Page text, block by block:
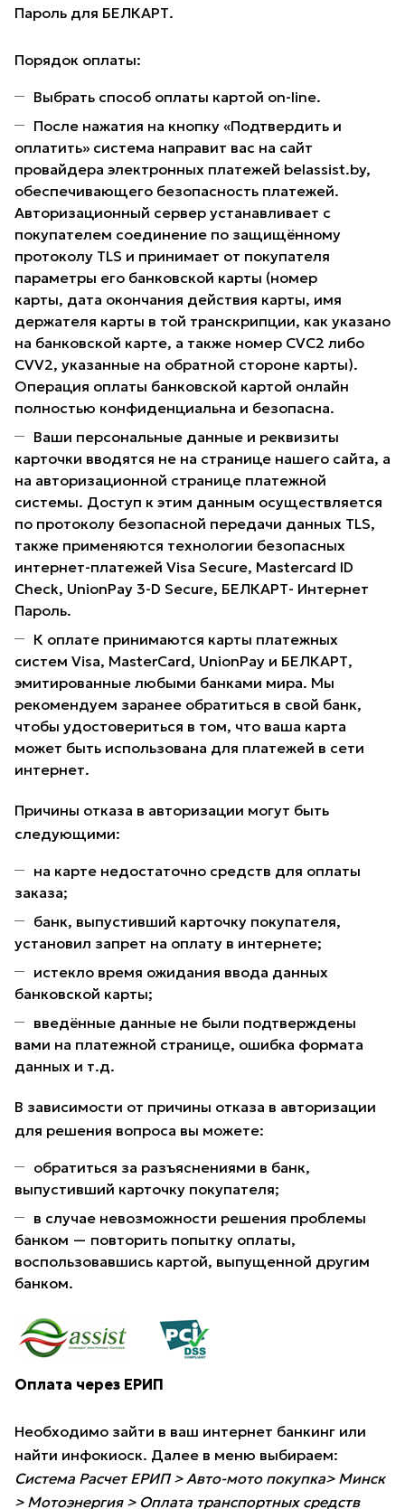
Пароль для БЕЛКАРТ.
Порядок оплаты:
Выбрать способ оплаты картой on-line.
После нажатия на кнопку «Подтвердить и
оплатить» система направит вас на сайт
провайдера электронных платежей belassist.by,
обеспечивающего безопасность платежей.
Авторизационный сервер устанавливает с
покупателем соединение по защищённому
протоколу TLS и принимает от покупателя
параметры его банковской карты (номер
карты, дата окончания действия карты, имя
держателя карты в той транскрипции, как указано
на банковской карте, а также номер CVC2 либо
CVV2, указанные на обратной стороне карты).
Операция оплаты банковской картой онлайн
полностью конфиденциальна и безопасна.
Ваши персональные данные и реквизиты
карточки вводятся не на странице нашего сайта, а
на авторизационной странице платежной
системы. Доступ к этим данным осуществляется
по протоколу безопасной передачи данных TLS,
также применяются технологии безопасных
интернет-платежей Visa Secure, Mastercard ID
Check, UnionPay 3-D Secure, БЕЛКАРТ- Интернет
Пароль.
К оплате принимаются карты платежных
систем Visa, MasterCard, UnionPay и БЕЛКАРТ,
эмитированные любыми банками мира. Мы
рекомендуем заранее обратиться в свой банк,
чтобы удостовериться в том, что ваша карта
может быть использована для платежей в сети
интернет.
Причины отказа в авторизации могут быть
следующими:
на карте недостаточно средств для оплаты
заказа;
банк, выпустивший карточку покупателя,
установил запрет на оплату в интернете;
истекло время ожидания ввода данных
банковской карты;
введённые данные не были подтверждены
вами на платежной странице, ошибка формата
данных и т.д.
В зависимости от причины отказа в авторизации
для решения вопроса вы можете:
обратиться за разъяснениями в банк,
выпустивший карточку покупателя;
в случае невозможности решения проблемы
банком — повторить попытку оплаты,
воспользовавшись картой, выпущенной другим
банком.
Оплата через ЕРИП
Необходимо зайти в ваш интернет банкинг или
найти инфокиоск. Далее в меню выбираем:
Система Расчет ЕРИП > Авто-мото покупка> Минск
> Мотоэнергия > Оплата транспортных средств